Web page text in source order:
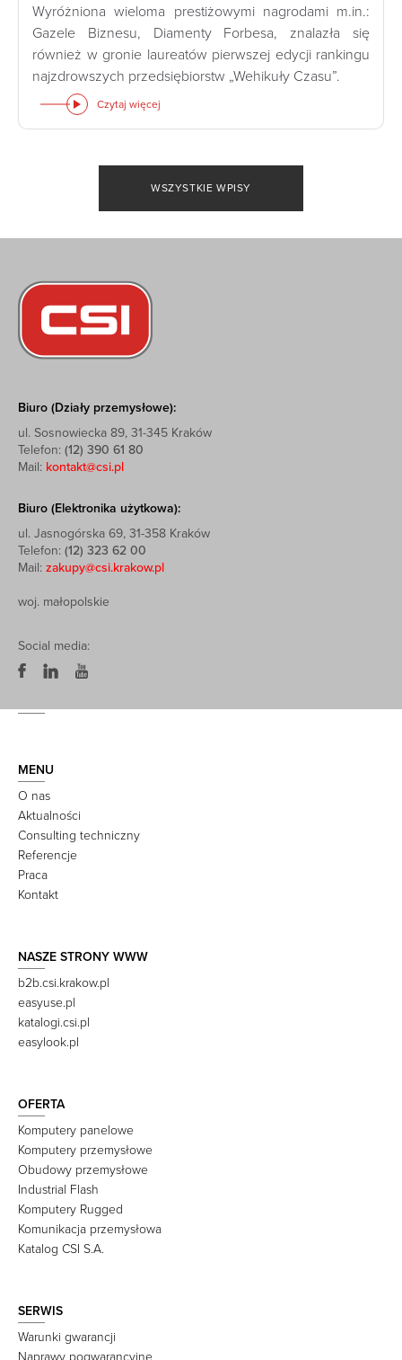
Wyróżniona wieloma prestiżowymi nagrodami m.in.:
Gazele Biznesu, Diamenty Forbesa, znalazła się
również w gronie laureatów pierwszej edycji rankingu
najzdrowszych przedsiębiorstw „Wehikuły Czasu”.
Czytaj więcej
WSZYSTKIE WPISY
Biuro (Działy przemysłowe):
ul. Sosnowiecka 89, 31-345 Kraków
Telefon: (12) 390 61 80
Mail: kontakt@csi.pl
Biuro (Elektronika użytkowa):
ul. Jasnogórska 69, 31-358 Kraków
Telefon: (12) 323 62 00
Mail: zakupy@csi.krakow.pl
woj. małopolskie
Social media:
MENU
O nas
Aktualności
Consulting techniczny
Referencje
Praca
Kontakt
NASZE STRONY WWW
b2b.csi.krakow.pl
easyuse.pl
katalogi.csi.pl
easylook.pl
OFERTA
Komputery panelowe
Komputery przemysłowe
Obudowy przemysłowe
Industrial Flash
Komputery Rugged
Komunikacja przemysłowa
Katalog CSI S.A.
SERWIS
Warunki gwarancji
Naprawy pogwarancyjne